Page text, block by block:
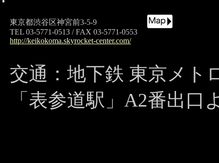
東京都渋谷区神宮前3-5-9
TEL 03-5771-0513 / FAX 03-5771-0553
http://keikokoma.skyrocket-center.com/
交通：地下鉄 東京メト
「表参道駅」A2番出口